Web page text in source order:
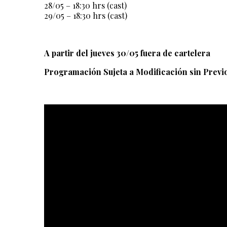
28/05 – 18:30 hrs (cast)
29/05 – 18:30 hrs (cast)
A partir del jueves 30/05 fuera de cartelera
Programación Sujeta a Modificación sin